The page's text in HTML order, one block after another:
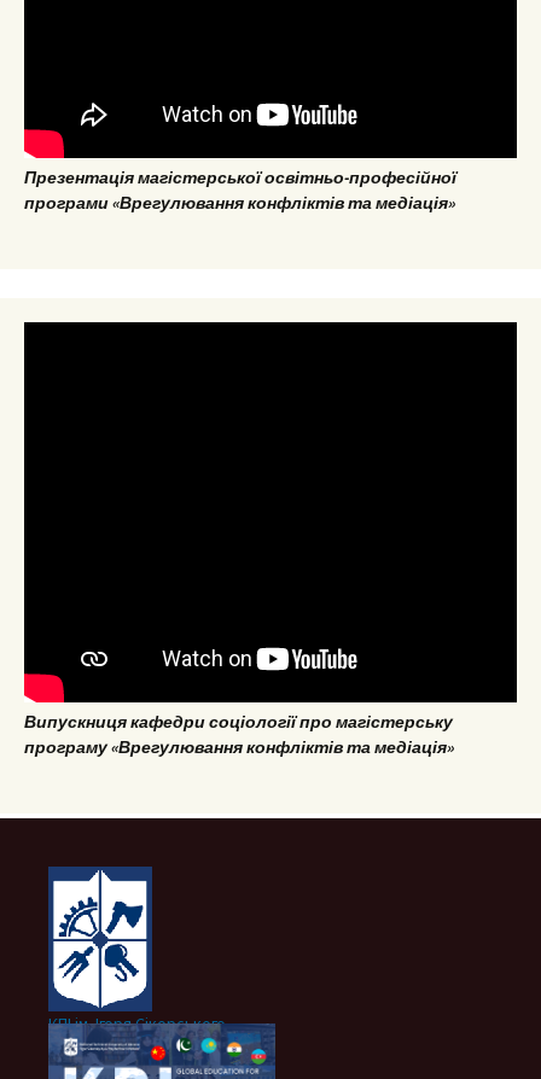
Презентація магістерської освітньо-професійної
програми «Врегулювання конфліктів та медіація»
Випускниця кафедри соціології про магістерську
програму «Врегулювання конфліктів та медіація»
КПІ ім. Ігоря Сікорського